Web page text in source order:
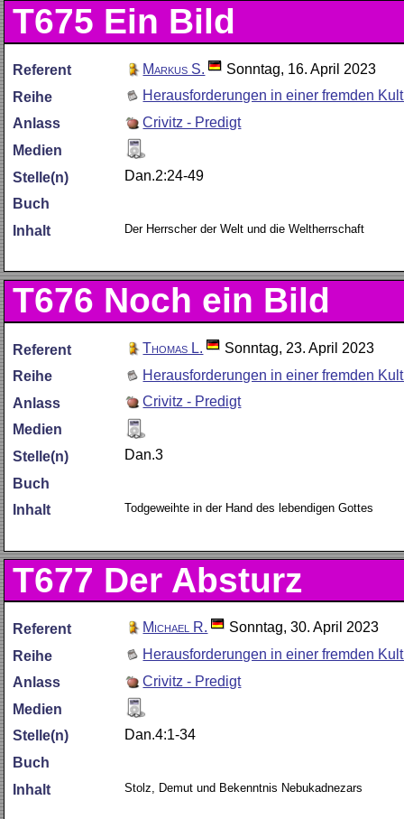
T675 Ein Bild
Referent Markus S.
Sonntag, 16. April 2023
Reihe
Herausforderungen in einer fremden
Anlass
Crivitz - Predigt
Medien
Stelle(n)
Dan.2:24-49
Buch
Inhalt
Der Herrscher der Welt und die Weltherrschaft
T676 Noch ein Bild
Referent Thomas L.
Sonntag, 23. April 2023
Reihe
Herausforderungen in einer fremden
Anlass
Crivitz - Predigt
Medien
Stelle(n)
Dan.3
Buch
Inhalt
Todgeweihte in der Hand des lebendigen Gottes
T677 Der Absturz
Referent Michael R.
Sonntag, 30. April 2023
Reihe
Herausforderungen in einer fremden
Anlass
Crivitz - Predigt
Medien
Stelle(n)
Dan.4:1-34
Buch
Inhalt
Stolz, Demut und Bekenntnis Nebukadnezars